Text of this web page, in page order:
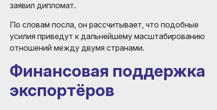
заявил дипломат.
По словам посла, он рассчитывает, что подобные
усилия приведут к дальнейшему масштабированию
отношений между двумя странами.
Финансовая поддержка
экспортёров